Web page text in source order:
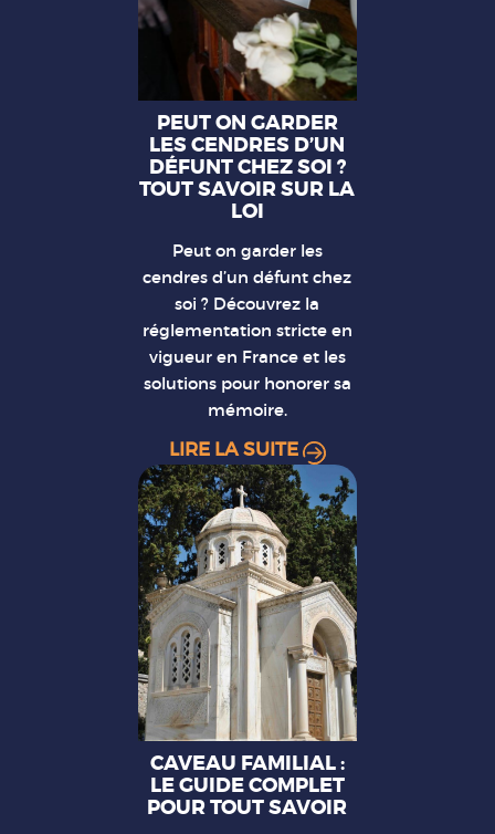
PEUT ON GARDER
LES CENDRES D’UN
DÉFUNT CHEZ SOI ?
TOUT SAVOIR SUR LA
LOI
Peut on garder les
cendres d’un défunt chez
soi ? Découvrez la
réglementation stricte en
vigueur en France et les
solutions pour honorer sa
mémoire.
LIRE LA SUITE
CAVEAU FAMILIAL :
LE GUIDE COMPLET
POUR TOUT SAVOIR